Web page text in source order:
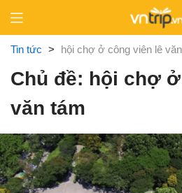
content
Tin tức > hội chợ ở công viên lê
Chủ đề: hội chợ
văn tám